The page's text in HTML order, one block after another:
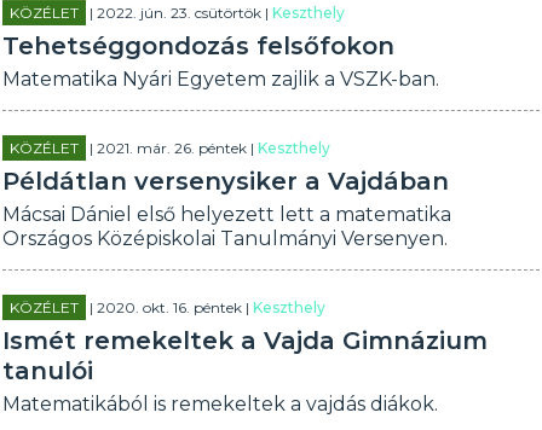
KÖZÉLET | 2022. jún. 23. csütörtök |Keszthely
Tehetséggondozás felsőfokon
Matematika Nyári Egyetem zajlik a VSZK-ban.
KÖZÉLET | 2021. már. 26. péntek |Keszthely
Példátlan versenysiker a Vajdában
Mácsai Dániel első helyezett lett a matematika
Országos Középiskolai Tanulmányi Versenyen.
KÖZÉLET | 2020. okt. 16. péntek |Keszthely
Ismét remekeltek a Vajda Gimnázium
tanulói
Matematikából is remekeltek a vajdás diákok.